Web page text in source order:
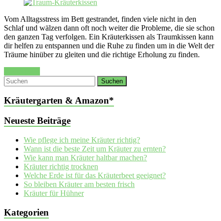
Vom Alltagsstress im Bett gestrandet, finden viele nicht in den
Schlaf und wälzen dann oft noch weiter die Probleme, die sie schon
den ganzen Tag verfolgen. Ein Kräuterkissen als Traumkissen kann
dir helfen zu entspannen und die Ruhe zu finden um in die Welt der
Träume hinüber zu gleiten und die richtige Erholung zu finden.
Kräutergarten & Amazon*
Neueste Beiträge
Wie pflege ich meine Kräuter richtig?
Wann ist die beste Zeit um Kräuter zu ernten?
Wie kann man Kräuter haltbar machen?
Kräuter richtig trocknen
Welche Erde ist für das Kräuterbeet geeignet?
So bleiben Kräuter am besten frisch
Kräuter für Hühner
Kategorien